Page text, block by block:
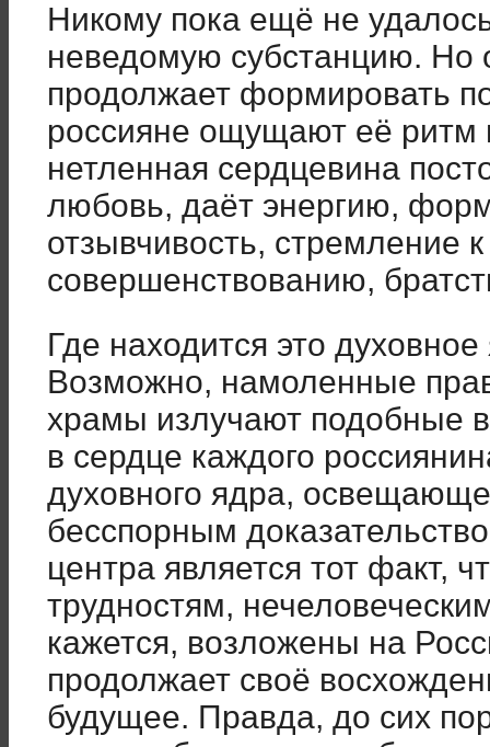
Никому пока ещё не
неведомую субстанцию. Но
продолжает формировать
россияне ощущают её ритм
нетленная сердцевина
любовь, даёт энергию,
отзывчивость, стремление
совершенствованию,
Где находится это
Возможно, намоленные
храмы излучают подобные
в сердце каждого
духовного ядра,
бесспорным
центра является тот факт,
трудностям,
кажется, возложены на
продолжает своё
будущее. Правда, до сих